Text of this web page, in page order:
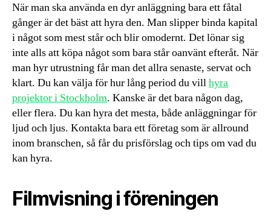
När man ska använda en dyr anläggning bara ett fåtal
gånger är det bäst att hyra den. Man slipper binda kapital
i något som mest står och blir omodernt. Det lönar sig
inte alls att köpa något som bara står oanvänt efteråt. När
man hyr utrustning får man det allra senaste, servat och
klart. Du kan välja för hur lång period du villhyra
projektor i Stockholm. Kanske är det bara någon dag,
eller flera. Du kan hyra det mesta, både anläggningar för
ljud och ljus. Kontakta bara ett företag som är allround
inom branschen, så får du prisförslag och tips om vad du
kan hyra.
Filmvisning i föreningen